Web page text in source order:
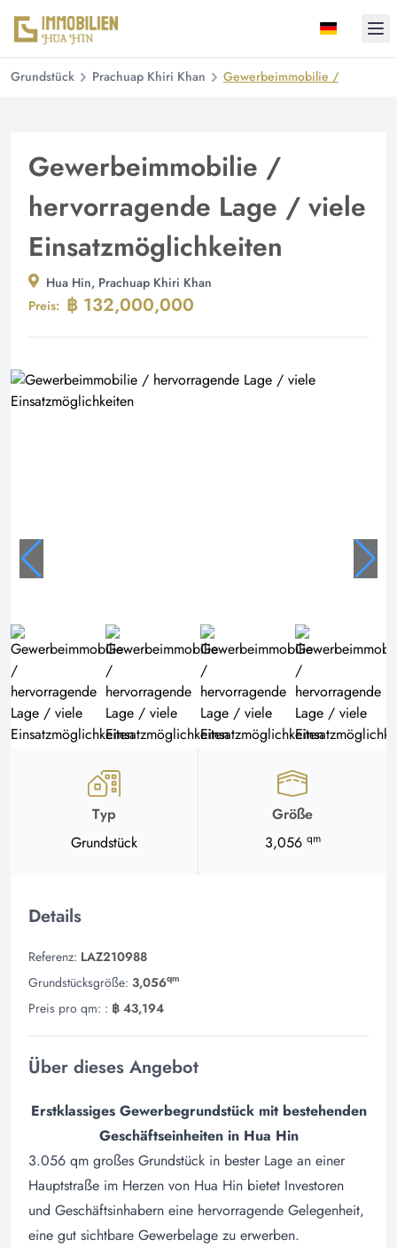
Grundstück Prachuap Khiri Khan Gewerbeimmobilie /
Gewerbeimmobilie /
hervorragende Lage / viele
Einsatzmöglichkeiten
Hua Hin, Prachuap Khiri Khan
Preis: ฿ 132,000,000
Typ
Grundstück
Größe
3,056 qm
Details
Referenz: LAZ210988
Grundstücksgröße: 3,056qm
Preis pro qm: : ฿ 43,194
Über dieses Angebot
Erstklassiges Gewerbegrundstück mit bestehenden
Geschäftseinheiten in Hua Hin
3.056 qm großes Grundstück in bester Lage an einer
Hauptstraße im Herzen von Hua Hin bietet Investoren
und Geschäftsinhabern eine hervorragende Gelegenheit,
eine gut sichtbare Gewerbelage zu erwerben.